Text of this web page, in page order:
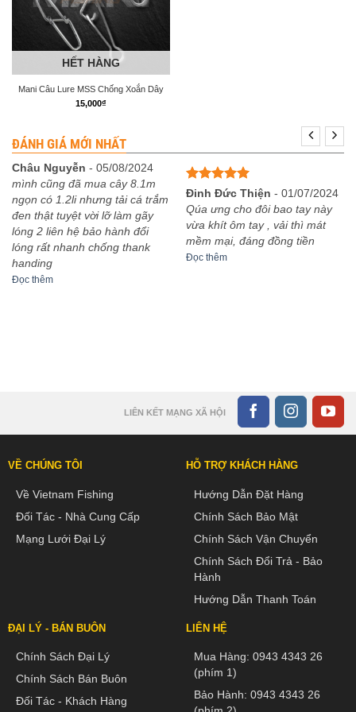
HẾT HÀNG
Mani Câu Lure MSS Chống Xoắn Dây
15,000₫
ĐÁNH GIÁ MỚI NHẤT
Châu Nguyễn - 05/08/2024
mình cũng đã mua cây 8.1m
ngọn có 1.2li nhưng tải cá trắm
đen thật tuyệt vời lỡ làm gãy
lóng 2 liên hệ bảo hành đổi
lóng rất nhanh chống thank
handing
Đọc thêm
Được xếp
hạng
sao
Đinh Đức Thiện - 01/07/2024
Qúa ưng cho đôi bao tay này
vừa khít ôm tay , vải thì mát
mềm mại, đáng đồng tiền
Đọc thêm
LIÊN KẾT MẠNG XÃ HỘI
VỀ CHÚNG TÔI
Về Vietnam Fishing
Đối Tác - Nhà Cung Cấp
Mạng Lưới Đại Lý
HỖ TRỢ KHÁCH HÀNG
Hướng Dẫn Đặt Hàng
Chính Sách Bảo Mật
Chính Sách Vận Chuyển
Chính Sách Đổi Trả - Bảo
Hành
Hướng Dẫn Thanh Toán
ĐẠI LÝ - BÁN BUÔN
Chính Sách Đại Lý
Chính Sách Bán Buôn
Đối Tác - Khách Hàng
LIÊN HỆ
Mua Hàng: 0943 4343 26
(phím 1)
Bảo Hành: 0943 4343 26